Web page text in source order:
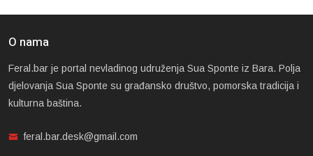
O nama
Feral.bar je portal nevladinog udruženja Sua Sponte iz Bara. Polja
djelovanja Sua Sponte su građansko društvo, pomorska tradicija i
kulturna baština.
feral.bar.desk@gmail.com